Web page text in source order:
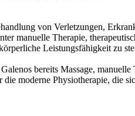
von Verletzungen,
manuelle Therapie,
Leistungsfähigkeit zu
bereits Massage, manuelle
moderne Physiotherapie, die